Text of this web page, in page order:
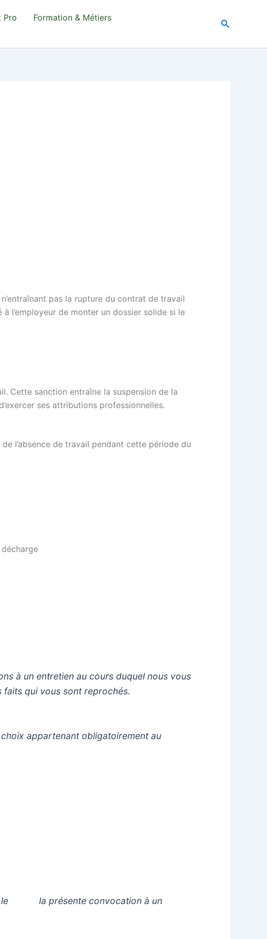
Pro
Formation & Métiers
pas la rupture du contrat de travail
l’employeur de monter un dossier solide si le
Cette sanction entraîne la suspension de la
ses attributions professionnelles.
l’absence de travail pendant cette période du
à un entretien au cours duquel nous vous
qui vous sont reprochés.
appartenant obligatoirement au
le la présente convocation à un